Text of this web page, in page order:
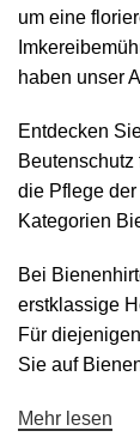
um eine
haben unser
Entdecken
Beutenschutz
die Pflege der
Kategorien
Bei
erstklassige
Für
Sie auf
Mehr lesen